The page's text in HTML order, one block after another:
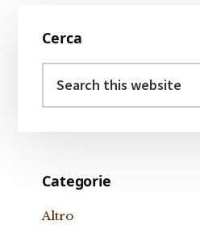
Sidebar
Cerca
this
Categorie
Altro